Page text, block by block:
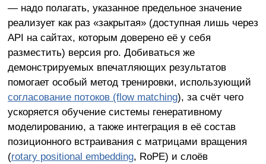
— надо полагать, указанное предельное значение
реализует как раз «закрытая» (доступная лишь через
API на сайтах, которым доверено её у себя
разместить) версия pro. Добиваться же
демонстрируемых впечатляющих результатов
помогает особый метод тренировки, использующий
согласование потоков (flow matching), за счёт чего
ускоряется обучение системы генеративному
моделированию, а также интеграция в её состав
позиционного встраивания с матрицами вращения
(rotary positional embedding, RoPE) и слоёв